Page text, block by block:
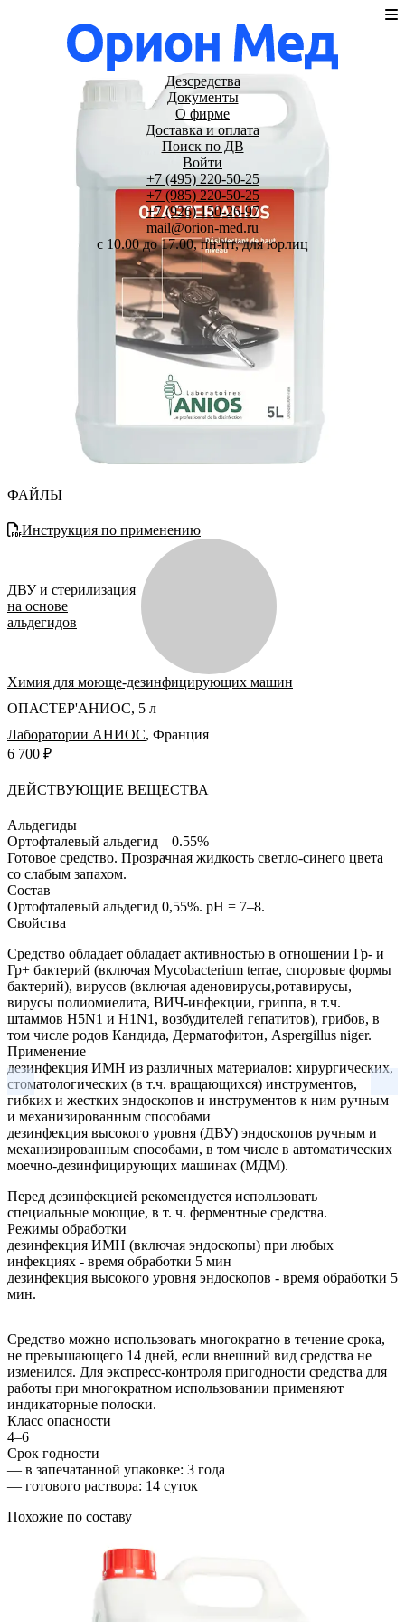
Дезсредства
Документы
О фирме
Доставка и оплата
Поиск по ДВ
Войти
+7 (495) 220-50-25
+7 (985) 220-50-25
+7 (926) 150-26-97
mail@orion-med.ru
c 10.00 до 17.00, пн-пт, для юрлиц
ФАЙЛЫ
Инструкция по применению
ДВУ и стерилизация
на основе
альдегидов
Химия для моюще-дезинфицирующих машин
ОПАСТЕР'АНИОС, 5 л
Лаборатории АНИОС, Франция
ДЕЙСТВУЮЩИЕ ВЕЩЕСТВА
Альдегиды
Ортофталевый альдегид
0.55%
Готовое средство. Прозрачная жидкость светло-синего цвета
со слабым запахом.
Состав
Ортофталевый альдегид 0,55%. pH = 7–8.
Свойства
Средство обладает обладает активностью в отношении Гр- и
Гр+ бактерий (включая Mycobacterium terrae, споровые формы
бактерий), вирусов (включая аденовирусы,ротавирусы,
вирусы полиомиелита, ВИЧ-инфекции, гриппа, в т.ч.
штаммов H5N1 и H1N1, возбудителей гепатитов), грибов, в
том числе родов Кандида, Дерматофитон, Aspergillus niger.
Применение
дезинфекция ИМН из различных материалов: хирургических,
стоматологических (в т.ч. вращающихся) инструментов,
гибких и жестких эндоскопов и инструментов к ним ручным
и механизированным способами
дезинфекция высокого уровня (ДВУ) эндоскопов ручным и
механизированным способами, в том числе в автоматических
моечно-дезинфицирующих машинах (МДМ).
Перед дезинфекцией рекомендуется использовать
специальные моющие, в т. ч. ферментные средства.
Режимы обработки
дезинфекция ИМН (включая эндоскопы) при любых
инфекциях - время обработки 5 мин
дезинфекция высокого уровня эндоскопов - время обработки 5
мин.
Средство можно использовать многократно в течение срока,
не превышающего 14 дней, если внешний вид средства не
изменился. Для экспресс-контроля пригодности средства для
работы при многократном использовании применяют
индикаторные полоски.
Класс опасности
4–6
Срок годности
— в запечатанной упаковке: 3 года
— готового раствора: 14 суток
6 700 ₽
Похожие по составу